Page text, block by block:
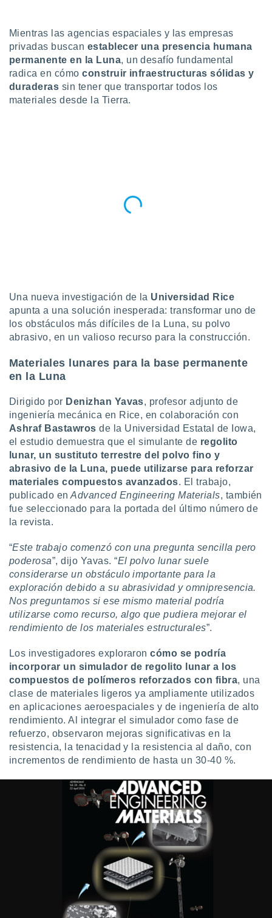
más
nuestra
y
En
de que
el sitio
para
ni para
o
aunque
no
Puedes
acceder a
abono
similares
como
sitio
IP
de
posible
traten tus
interés
Mientras las agencias espaciales y las empresas
privadas buscan establecer una presencia humana
permanente en la Luna, un desafío fundamental
radica en cómoconstruir infraestructuras sólidas y
duraderas sin tener que transportar todos los
materiales desde la Tierra.
Una nueva investigación de la Universidad Rice
apunta a una solución inesperada: transformar uno de
los obstáculos más difíciles de la Luna, su polvo
abrasivo, en un valioso recurso para la construcción.
Materiales lunares para la base permanente
en la Luna
Dirigido por Denizhan Yavas, profesor adjunto de
ingeniería mecánica en Rice, en colaboración con
Ashraf Bastawros de la Universidad Estatal de Iowa,
el estudio demuestra que el simulante de regolito
lunar, un sustituto terrestre del polvo fino y
abrasivo de la Luna, puede utilizarse para reforzar
materiales compuestos avanzados. El trabajo,
publicado en Advanced Engineering Materials, también
fue seleccionado para la portada del último número de
la revista.
“Este trabajo comenzó con una pregunta sencilla pero
poderosa”, dijo Yavas. “El polvo lunar suele
considerarse un obstáculo importante para la
exploración debido a su abrasividad y omnipresencia.
Nos preguntamos si ese mismo material podría
utilizarse como recurso, algo que pudiera mejorar el
rendimiento de los materiales estructurales”.
Los investigadores exploraroncómo se podría
incorporar un simulador de regolito lunar a los
compuestos de polímeros reforzados con fibra, una
clase de materiales ligeros ya ampliamente utilizados
en aplicaciones aeroespaciales y de ingeniería de alto
rendimiento. Al integrar el simulador como fase de
refuerzo, observaron mejoras significativas en la
resistencia, la tenacidad y la resistencia al daño, con
incrementos de rendimiento de hasta un 30-40 %.